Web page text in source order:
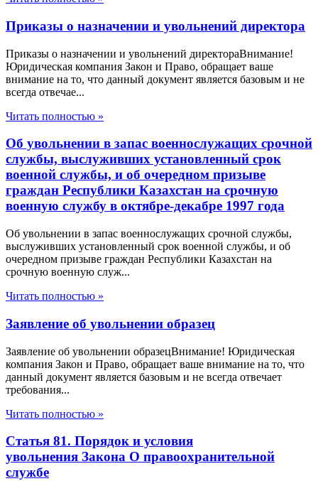
Приказы о назначении и увольнений директора
Приказы о назначении и увольнений директораВнимание!
Юридическая компания Закон и Право, обращает ваше
внимание на то, что данный документ является базовым и не
всегда отвечае...
Читать полностью »
Об увольнении в запас военнослужащих срочной
службы, выслуживших установленный срок
военной службы, и об очередном призыве
граждан Республики Казахстан на срочную
военную службу в октябре-декабре 1997 года
Об увольнении в запас военнослужащих срочной службы,
выслуживших установленный срок военной службы, и об
очередном призыве граждан Республики Казахстан на
срочную военную служ...
Читать полностью »
Заявление об увольнении образец
Заявление об увольнении образецВнимание! Юридическая
компания Закон и Право, обращает ваше внимание на то, что
данный документ является базовым и не всегда отвечает
требования...
Читать полностью »
Статья 81. Порядок и условия
увольнения Закона О правоохранительной
службе